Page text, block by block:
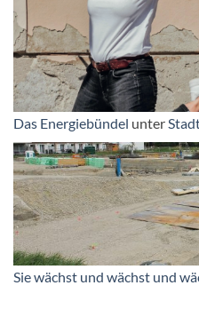
Das Energiebündel unter
Sie wächst und wächst und